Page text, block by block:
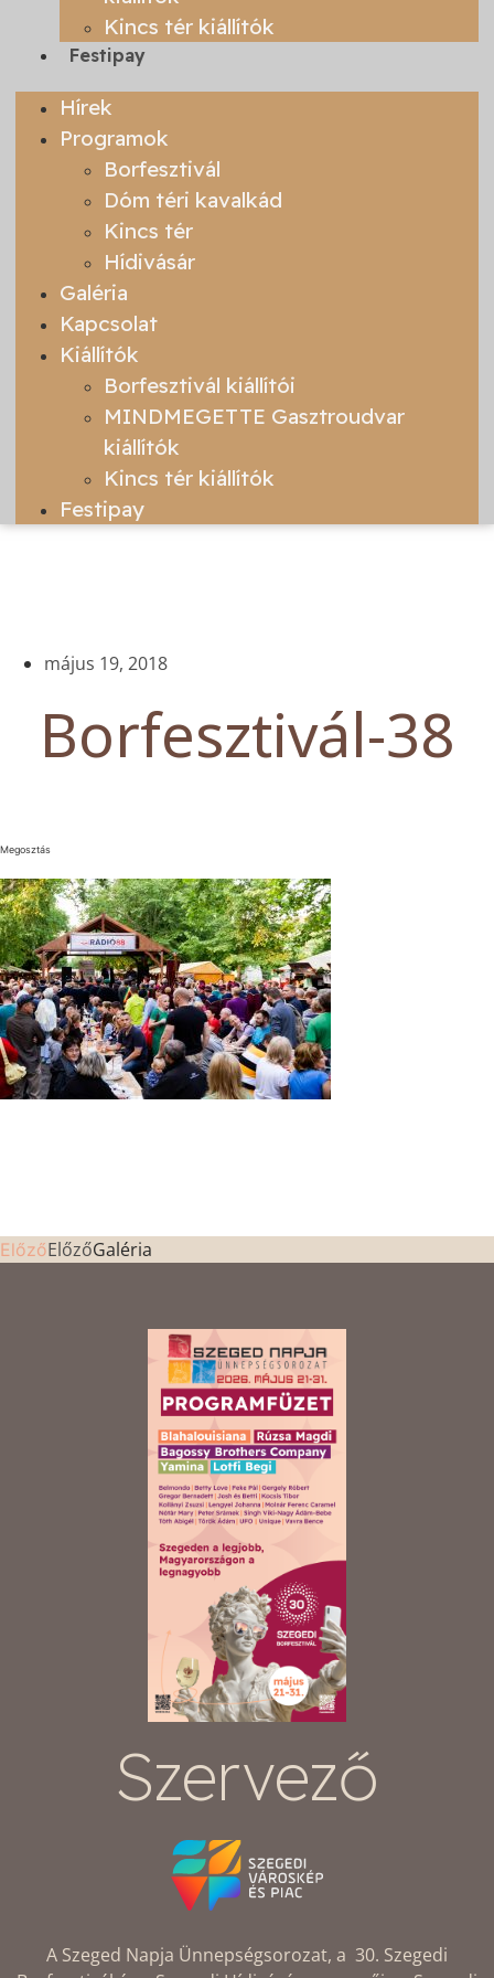
Kincs tér kiállítók
Festipay
Hírek
Programok
Borfesztivál
Dóm téri kavalkád
Kincs tér
Hídivásár
Galéria
Kapcsolat
Kiállítók
Borfesztivál kiállítói
MINDMEGETTE Gasztroudvar
kiállítók
Kincs tér kiállítók
Festipay
május 19, 2018
Borfesztivál-38
Megosztás
ElőzőElőzőGaléria
Szervező
A Szeged Napja Ünnepségsorozat, a 30. Szegedi